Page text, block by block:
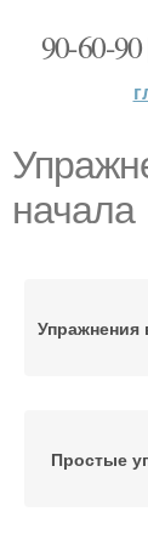
90-60-
начала
Упражнения
Простые